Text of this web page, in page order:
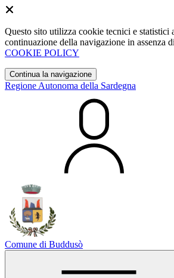
Questo sito utilizza cookie tecnici e
continuazione della navigazione in assenza
COOKIE POLICY
Continua la navigazione
Regione Autonoma della Sardegna
Comune di Buddusò